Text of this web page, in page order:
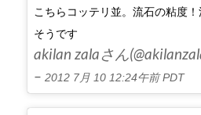
こちらコッテリ並。流石の粘度
そうです
akilan zalaさん
– 2012 7月 10 12:24午前 PDT